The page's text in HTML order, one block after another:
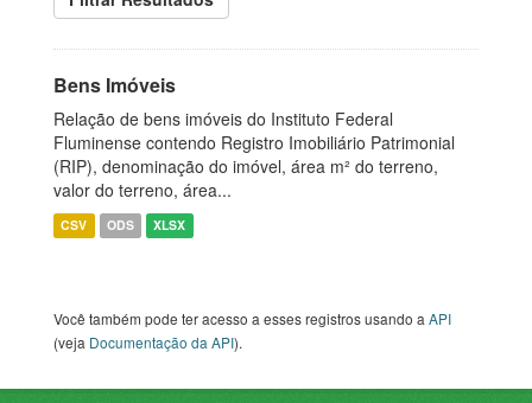
Bens Imóveis
Relação de bens imóveis do Instituto Federal
Fluminense contendo Registro Imobiliário Patrimonial
(RIP), denominação do imóvel, área m² do terreno,
valor do terreno, área...
CSV ODS XLSX
Você também pode ter acesso a esses registros usando aAPI
(veja Documentação da API).